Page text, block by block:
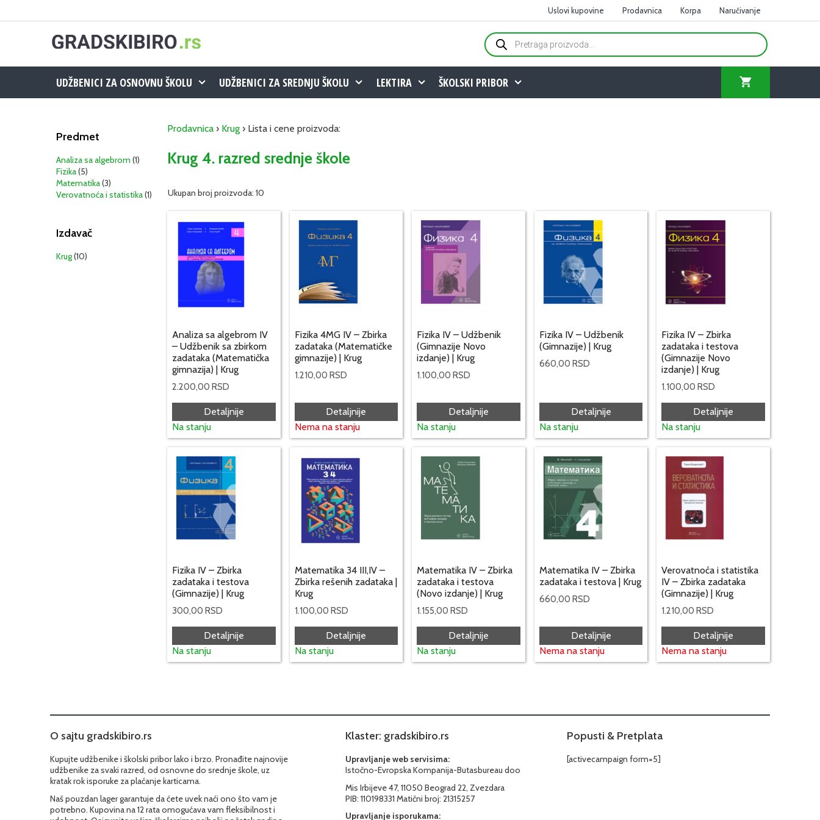
Uslovi kupovine Prodavnica Korpa Naručivanje
Products
search
UDŽBENICI ZA OSNOVNU ŠKOLU UDŽBENICI ZA SREDNJU ŠKOLU LEKTIRA ŠKOLSKI PRIBOR
Prodavnica › Krug › Lista i cene proizvoda:
Krug 4. razred srednje škole
Ukupan broj proizvoda: 10
Analiza sa algebrom IV
– Udžbenik sa zbirkom
zadataka (Matematička
gimnazija) | Krug
2.200,00 RSD
Detaljnije
Na stanju
Fizika 4MG IV – Zbirka
zadataka (Matematičke
gimnazije) | Krug
1.210,00 RSD
Detaljnije
Nema na stanju
Fizika IV – Udžbenik
(Gimnazije Novo
izdanje) | Krug
1.100,00RSD
Detaljnije
Na stanju
Fizika IV – Udžbenik
(Gimnazije) | Krug
660,00 RSD
Detaljnije
Na stanju
Fizika IV – Zbirka
zadataka i testova
(Gimnazije Novo
izdanje) | Krug
1.100,00RSD
Detaljnije
Na stanju
Fizika IV – Zbirka
zadataka i testova
(Gimnazije) | Krug
300,00 RSD
Detaljnije
Na stanju
Matematika 34 III,IV –
Zbirka rešenih zadataka |
Krug
1.100,00 RSD
Detaljnije
Na stanju
Matematika IV – Zbirka
zadataka i testova
(Novo izdanje) | Krug
1.155,00RSD
Detaljnije
Na stanju
Matematika IV – Zbirka
zadataka i testova | Krug
660,00 RSD
Detaljnije
Nema na stanju
Verovatnoća i statistika
IV – Zbirka zadataka
(Gimnazije) | Krug
1.210,00RSD
Detaljnije
Nema na stanju
Predmet
Analiza sa algebrom (1)
Fizika(5)
Matematika(3)
Verovatnoća i statistika(1)
Izdavač
Krug(10)
O sajtu gradskibiro.rs
Kupujte udžbenike i školski pribor lako i brzo. Pronađite najnovije
udžbenike za svaki razred, od osnovne do srednje škole, uz
kratak rok isporuke za plaćanje karticama.
Naš pouzdan lager garantuje da ćete uvek naći ono što vam je
potrebno. Kupovina na 12 rata omogućava vam fleksibilnost i
Klaster: gradskibiro.rs
Upravljanje web servisima:
Istočno-Evropska Kompanija-Butasbureau doo
Mis Irbijeve 47, 11050 Beograd 22, Zvezdara
PIB: 110198331 Matični broj: 21315257
Upravljanje isporukama:
Popusti & Pretplata
[activecampaign form=5]